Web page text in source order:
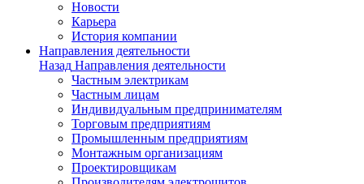
Новости
Карьера
История компании
Направления деятельности
Назад Направления деятельности
Частным электрикам
Частным лицам
Индивидуальным предпринимателям
Торговым предприятиям
Промышленным предприятиям
Монтажным организациям
Проектировщикам